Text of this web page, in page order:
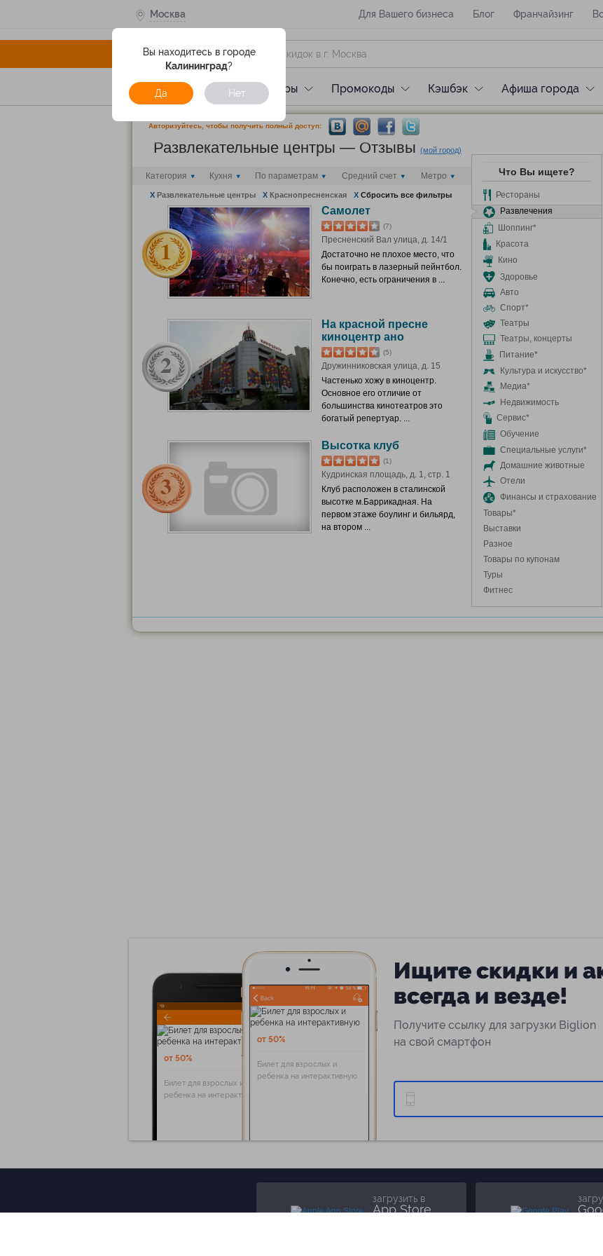
Москва Для Вашего бизнеса Блог Франчайзинг
Вы находитесь в городе
Калининград?
Да Нет
Услуги Отели Туры Промокоды Кэшбэк Афиша города
Авторизуйтесь, чтобы получить полный доступ:
Развлекательные центры — Отзывы (мой город)
Категория Кухня По параметрам Средний счет Метро
X Развлекательные центры X Краснопресненская X Сбросить все фильтры
Самолет
(7)
Пресненский Вал улица, д. 14/1
Достаточно не плохое место, что
бы поиграть в лазерный пейнтбол.
Конечно, есть ограничения в ...
На красной пресне
киноцентр ано
(5)
Дружинниковская улица, д. 15
Частенько хожу в киноцентр.
Основное его отличие от
большинства кинотеатров это
богатый репертуар. ...
Высотка клуб
(1)
Кудринская площадь, д. 1, стр. 1
Клуб расположен в сталинской
высотке м.Баррикадная. На
первом этаже боулинг и бильярд,
на втором ...
Что Вы ищете?
Рестораны
Развлечения
Шоппинг*
Красота
Кино
Здоровье
Авто
Спорт*
Театры
Театры, концерты
Питание*
Культура и искусство*
Медиа*
Недвижимость
Сервис*
Обучение
Специальные услуги*
Домашние животные
Отели
Финансы и страхование
Товары*
Выставки
Разное
Товары по купонам
Туры
Фитнес
от 50%
Билет для взрослых и
ребенка на интерактивную
от 50%
Билет для взрослых и
ребенка на интерактивную
Ищите скидки и
всегда и везде!
Получите ссылку для загрузки Biglion
на свой смартфон
загрузить в
App Store